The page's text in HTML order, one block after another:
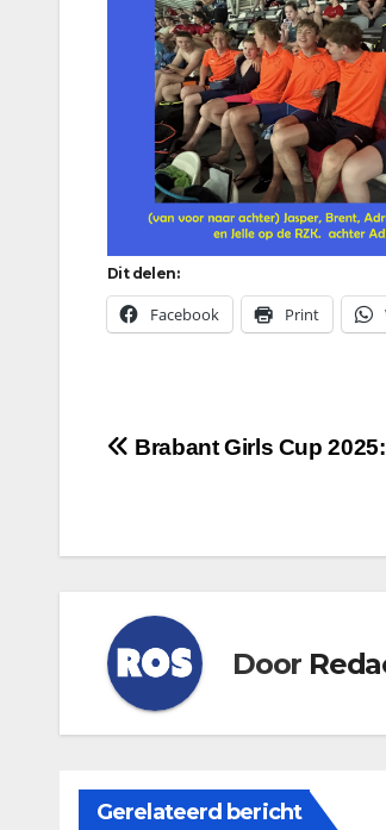
Dit delen:
Facebook Print
Bericht
Brabant Girls Cup
Door
Gerelateerd bericht